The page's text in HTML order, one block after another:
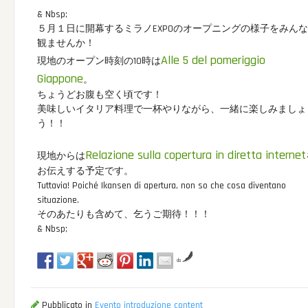
& Nbsp;
５月１日に開幕するミラノEXPOのオープニングの様子をみん
観ませんか！
現地のオープン時刻の10時はAlle 5 del pomeriggio
Giappone。
ちょうどお腹も空く頃です！
美味しいイタリア料理で一杯やりながら、一緒に楽しみましょ
う！！
現地からはRelazione sulla copertura in diretta internet
お伝えする予定です。
Tuttavia! Poiché Ikansen di apertura, non so che cosa diventano
situazione.
そのあたりも含めて、乞うご期待！！！
& Nbsp;
da
Pubblicato in Evento introduzione content